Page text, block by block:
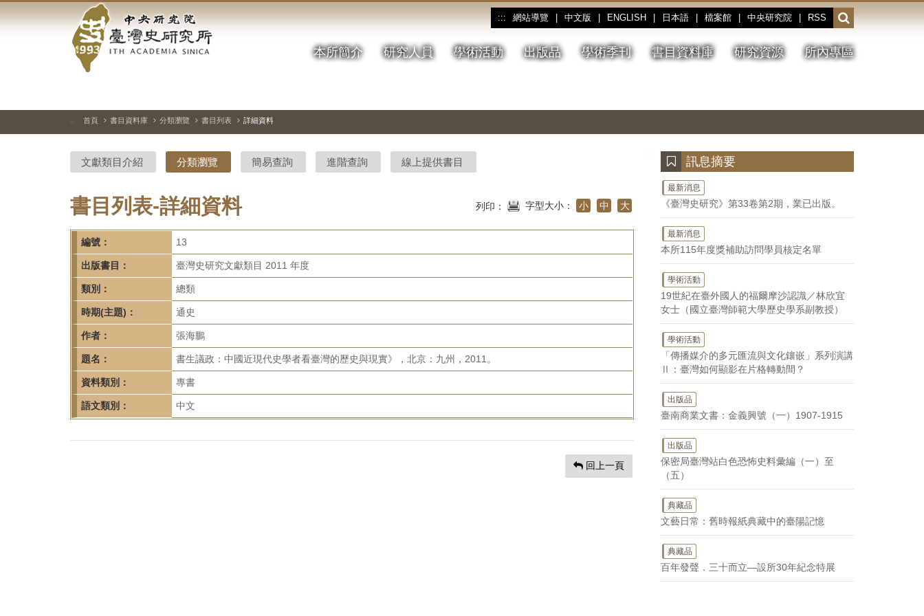
到
中
央
研
院-
臺
灣
史
研
究
所-
首
頁
::: 網站導覽 中文版 ENGLISH 日本語 檔案館 中央研究院 RSS
開
啟
或
收
本所簡介 研究人員 學術活動 出版品 學術季刊 書目資料庫 研究資源 所內專區
停、
圖
圖
結
::: 首頁 書目資料庫 分類瀏覽 書目列表 詳細資料
文獻類目介紹 分類瀏覽 簡易查詢 進階查詢 線上提供書目
書目列表-詳細資料 列印： 字型大小： 小 中 大
編號： 13
出版書目： 臺灣史研究文獻類目 2011 年度
類別： 總類
時期(主題)： 通史
作者： 張海鵬
題名： 書生議政：中國近現代史學者看臺灣的歷史與現實》，北京：九州，2011。
資料類別： 專書
語文類別： 中文
回上一頁
訊息摘要
最新消息
《臺灣史研究》第33卷第2期，業已出版。
最新消息
本所115年度獎補助訪問學員核定名單
學術活動
19世紀在臺外國人的福爾摩沙認識／林欣宜
女士（國立臺灣師範大學歷史學系副教授）
學術活動
「傳播媒介的多元匯流與文化鑲嵌」系列演講
Ⅱ：臺灣如何顯影在片格轉動間？
出版品
臺南商業文書：金義興號（一）1907-1915
出版品
保密局臺灣站白色恐怖史料彙編（一）至
（五）
典藏品
文藝日常：舊時報紙典藏中的臺陽記憶
典藏品
百年發聲．三十而立—設所30年紀念特展